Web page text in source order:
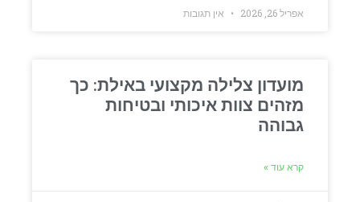
אפריל 26, 2026 אין תגובות
מועדון צלילה מקצועי באילת: כך
מזהים צוות איכותי ובטיחות
גבוהה
קרא עוד »